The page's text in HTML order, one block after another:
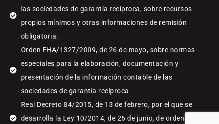
las sociedades de garantía recíproca, sobre recursos
propios mínimos y otras informaciones de remisión
obligatoria.
Orden EHA/1327/2009, de 26 de mayo, sobre normas
especiales para la elaboración, documentación y
presentación de la información contable de las
sociedades de garantía recíproca.
Real Decreto 84/2015, de 13 de febrero, por el que se
desarrolla la Ley 10/2014, de 26 de junio, de ordenación,